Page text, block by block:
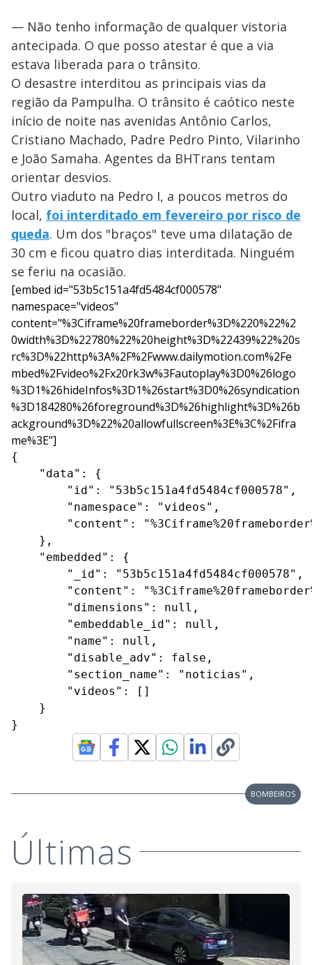
— Não tenho informação de qualquer vistoria
antecipada. O que posso atestar é que a via
estava liberada para o trânsito.
O desastre interditou as principais vias da
região da Pampulha. O trânsito é caótico neste
início de noite nas avenidas Antônio Carlos,
Cristiano Machado, Padre Pedro Pinto, Vilarinho
e João Samaha. Agentes da BHTrans tentam
orientar desvios.
Outro viaduto na Pedro I, a poucos metros do
local, foi interditado em fevereiro por risco de
queda. Um dos "braços" teve uma dilatação de
30 cm e ficou quatro dias interditada. Ninguém
se feriu na ocasião.
[embed id="53b5c151a4fd5484cf000578"
namespace="videos"
content="%3Ciframe%20frameborder%3D%220%22%2
0width%3D%22780%22%20height%3D%22439%22%20s
rc%3D%22http%3A%2F%2Fwww.dailymotion.com%2Fe
mbed%2Fvideo%2Fx20rk3w%3Fautoplay%3D0%26logo
%3D1%26hideInfos%3D1%26start%3D0%26syndication
%3D184280%26foreground%3D%26highlight%3D%26b
ackground%3D%22%20allowfullscreen%3E%3C%2Fifra
me%3E"]
{
    "data": {
        "id": "53b5c151a4fd5484cf000578",
        "namespace": "videos",
"content":
    },
    "embedded": {
        "_id": "53b5c151a4fd5484cf000578",
"content":
        "dimensions": null,
        "embeddable_id": null,
        "name": null,
        "disable_adv": false,
        "section_name": "noticias",
        "videos": []
    }
}
BOMBEIROS
Últimas